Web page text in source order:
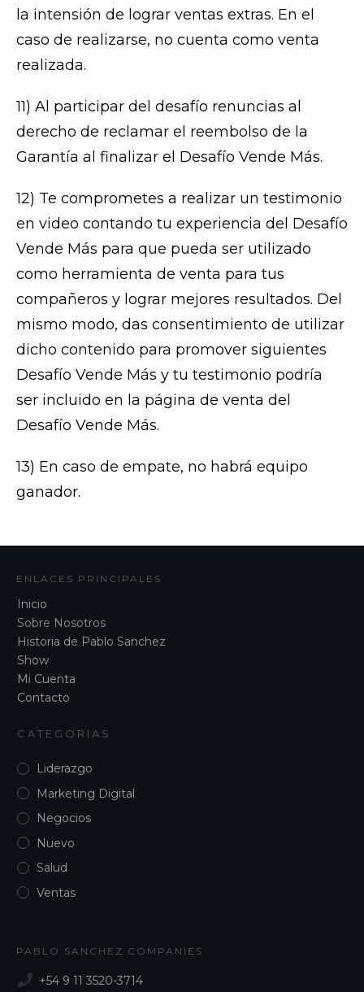
la intensión de lograr ventas extras. En el
caso de realizarse, no cuenta como venta
realizada.
11) Al participar del desafío renuncias al
derecho de reclamar el reembolso de la
Garantía al finalizar el Desafío Vende Más.
12) Te comprometes a realizar un testimonio
en video contando tu experiencia del Desafío
Vende Más para que pueda ser utilizado
como herramienta de venta para tus
compañeros y lograr mejores resultados. Del
mismo modo, das consentimiento de utilizar
dicho contenido para promover siguientes
Desafío Vende Más y tu testimonio podría
ser incluido en la página de venta del
Desafío Vende Más.
13) En caso de empate, no habrá equipo
ganador.
ENLACES PRINCIPALES
Inicio
Sobre Nosotros
Historia de Pablo Sanchez
Show
Mi Cuenta
Contacto
CATEGORIAS
Liderazgo
Marketing Digital
Negocios
Nuevo
Salud
Ventas
PABLO SANCHEZ COMPANIES
+54 9 11 3520-3714